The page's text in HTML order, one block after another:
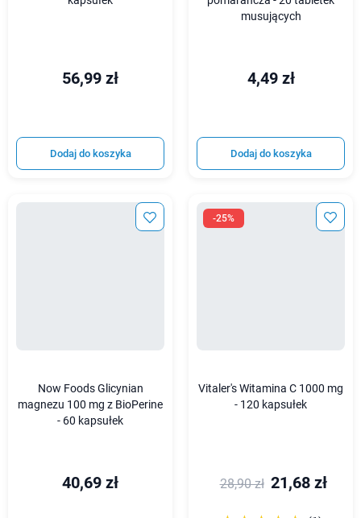
56,99 zł
Dodaj do koszyka
musujących
4,49 zł
Dodaj do koszyka
Now Foods Glicynian
magnezu 100 mg z BioPerine
- 60 kapsułek
40,69 zł
-25%
Vitaler's Witamina C 1000 mg
- 120 kapsułek
28,90 zł 21,68 zł